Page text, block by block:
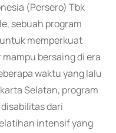
(Persero) Tbk
sebuah program
memperkuat
bersaing di era
waktu yang lalu
Selatan, program
dari
intensif yang